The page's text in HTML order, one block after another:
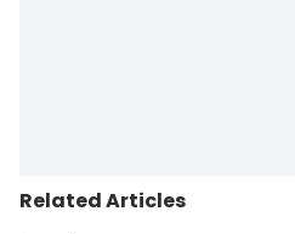
Related Articles